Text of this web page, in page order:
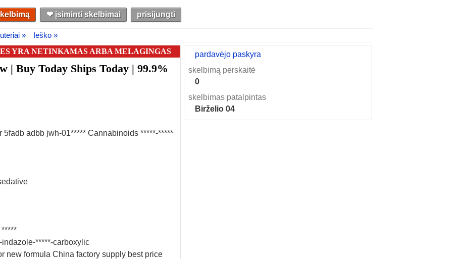
❤︎ įsiminti skelbimai prisijungti
»
Ieško »
YRA NETINKAMAS ARBA MELAGINGAS
| Buy Today Ships Today | 99.9%
adbb jwh-01***** Cannabinoids *****-*****
*****-carboxylic
new formula China factory supply best price
pardavėjo paskyra
skelbimą perskaitė
0
skelbimas patalpintas
Birželio 04